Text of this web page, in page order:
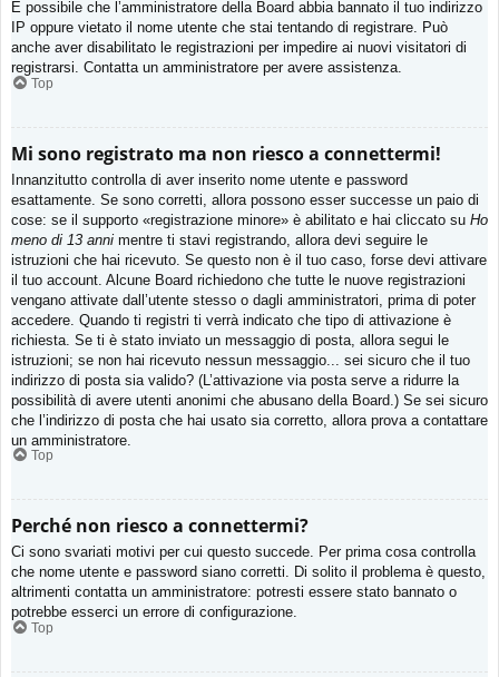
È possibile che l’amministratore della Board abbia bannato il tuo indirizzo
IP oppure vietato il nome utente che stai tentando di registrare. Può
anche aver disabilitato le registrazioni per impedire ai nuovi visitatori di
registrarsi. Contatta un amministratore per avere assistenza.
Top
Mi sono registrato ma non riesco a connettermi!
Innanzitutto controlla di aver inserito nome utente e password
esattamente. Se sono corretti, allora possono esser successe un paio di
cose: se il supporto «registrazione minore» è abilitato e hai cliccato su Ho
meno di 13 anni mentre ti stavi registrando, allora devi seguire le
istruzioni che hai ricevuto. Se questo non è il tuo caso, forse devi attivare
il tuo account. Alcune Board richiedono che tutte le nuove registrazioni
vengano attivate dall’utente stesso o dagli amministratori, prima di poter
accedere. Quando ti registri ti verrà indicato che tipo di attivazione è
richiesta. Se ti è stato inviato un messaggio di posta, allora segui le
istruzioni; se non hai ricevuto nessun messaggio... sei sicuro che il tuo
indirizzo di posta sia valido? (L’attivazione via posta serve a ridurre la
possibilità di avere utenti anonimi che abusano della Board.) Se sei sicuro
che l’indirizzo di posta che hai usato sia corretto, allora prova a contattare
un amministratore.
Top
Perché non riesco a connettermi?
Ci sono svariati motivi per cui questo succede. Per prima cosa controlla
che nome utente e password siano corretti. Di solito il problema è questo,
altrimenti contatta un amministratore: potresti essere stato bannato o
potrebbe esserci un errore di configurazione.
Top